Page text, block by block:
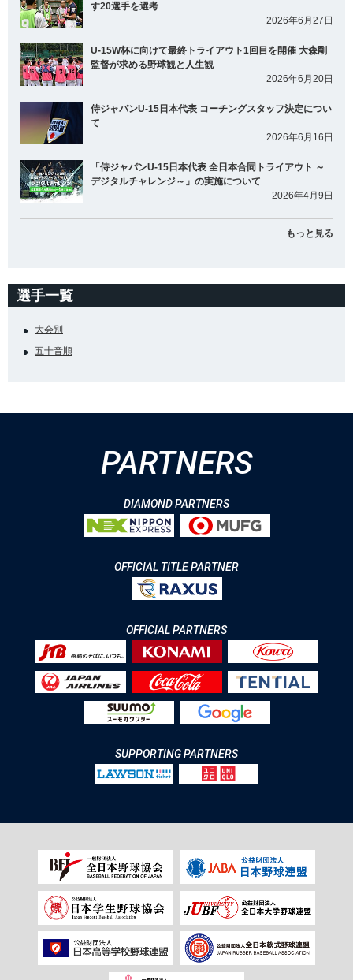
す20選手を選考
2026年6月27日
U-15W杯に向けて最終トライアウト1回目を開催 大森剛
監督が求める野球観と人生観
2026年6月20日
侍ジャパンU-15日本代表 コーチングスタッフ決定につい
て
2026年6月16日
「侍ジャパンU-15日本代表 全日本合同トライアウト ～
デジタルチャレンジ～」の実施について
2026年4月9日
もっと見る
選手一覧
大会別
五十音順
PARTNERS
DIAMOND PARTNERS
OFFICIAL TITLE PARTNER
OFFICIAL PARTNERS
SUPPORTING PARTNERS